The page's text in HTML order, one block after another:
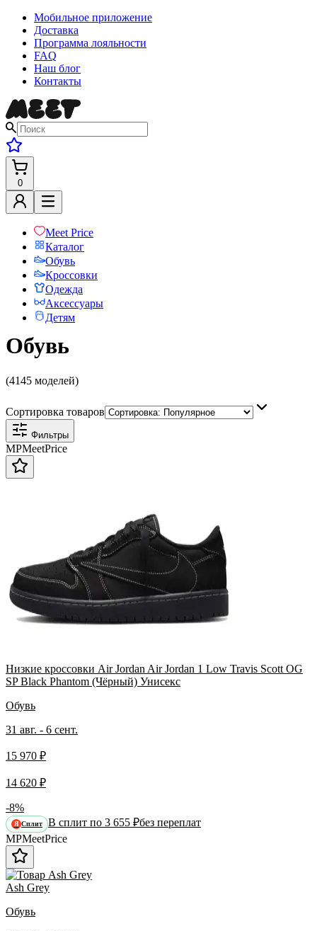
Мобильное приложение
Доставка
Программа лояльности
FAQ
Наш блог
Контакты
0
Meet Price
Каталог
Обувь
Кроссовки
Одежда
Аксессуары
Детям
Обувь
(4145 моделей)
Сортировка товаров
Фильтры
MPMeetPrice
Низкие кроссовки Air Jordan Air Jordan 1 Low Travis Scott OG
SP Black Phantom (Чёрный) Унисекс
Обувь
31 авг. - 6 сент.
15 970 ₽
14 620 ₽
-8%
Я Сплит В сплит по 3 655 ₽без переплат
MPMeetPrice
Ash Grey
Обувь